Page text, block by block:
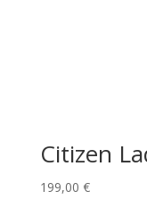
Citizen
199,00 €